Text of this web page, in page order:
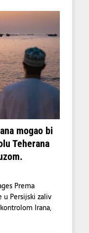
mogao bi
Teherana
Prema
u Persijski zaliv
Irana,